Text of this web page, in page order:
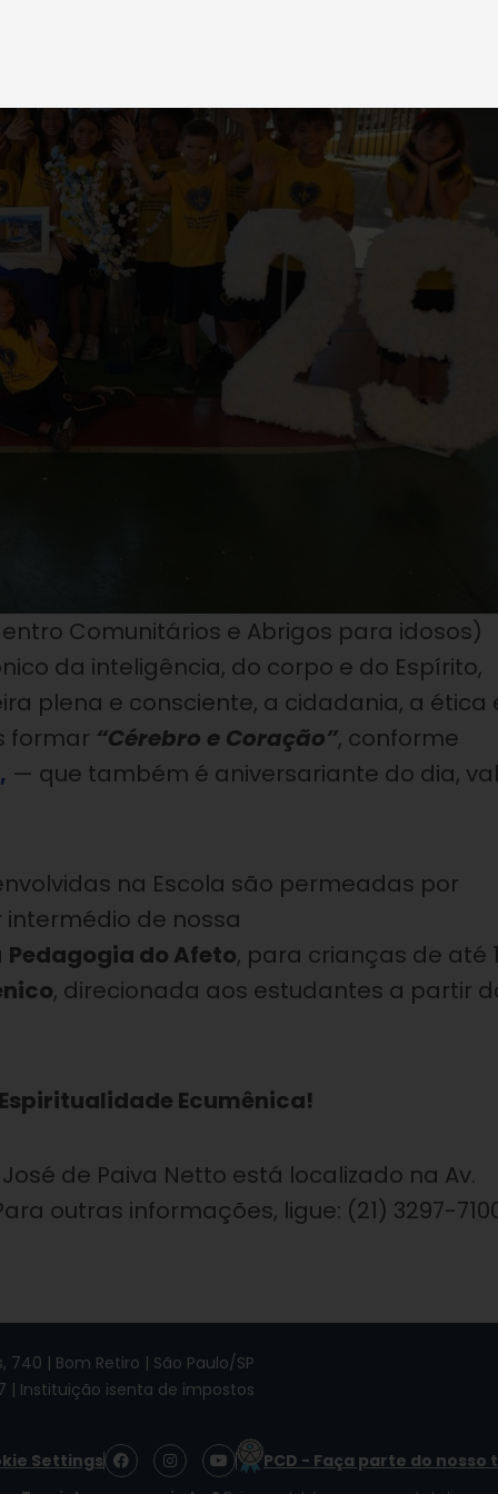
Comunitários e Abrigos para idosos)
da inteligência, do corpo e do Espírito,
plena e consciente, a cidadania, a ética
formar “Cérebro e Coração”, conforme
— que também é aniversariante do dia,
na Escola são permeadas por
intermédio de nossa
Pedagogia do Afeto, para crianças de até
, direcionada aos estudantes a partir
Ecumênica!
de Paiva Netto está localizado na Av.
outras informações, ligue: (21) 3297-
740 | Bom Retiro | São Paulo/SP
17 | Instituição isenta de impostos
Settings
F
a
I
n
s
Y
o
u
PCD - Faça parte do nosso